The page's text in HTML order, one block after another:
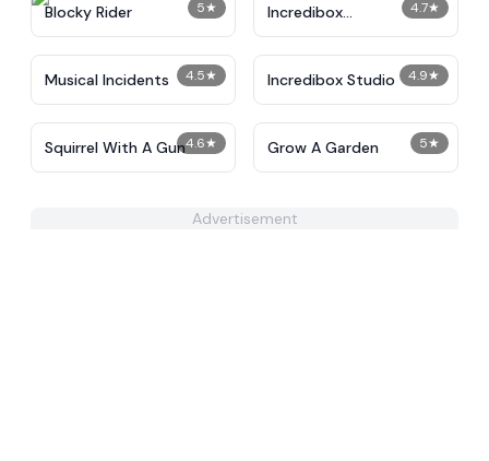
5★
Blocky Rider 4.7★
Incredibox
Instrumentalist
4.5★
Musical Incidents 4.9★
Incredibox Studio
4.6★
Squirrel With A Gun 5★
Grow A Garden
Advertisement